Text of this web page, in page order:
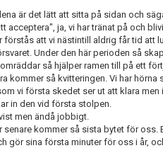
är det lätt att sitta på sidan och
acceptera", ja, vi har tränat på och
förstås att vi nästintill aldrig får tid att
Under den här perioden så
så hjälper ramen till på ett
kommer så kvitteringen. Vi har
vi första skedet ser ut att klara
in den vid första stolpen.
men ändå jobbigt.
senare kommer så sista bytet för oss.
gör sina första minuter för oss i år,